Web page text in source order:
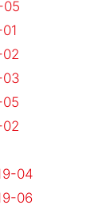
05
03
04
06